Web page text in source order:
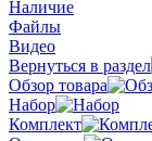
Наличие
Файлы
Видео
Вернуться в раздел
Обзор товара
Набор
Комплект